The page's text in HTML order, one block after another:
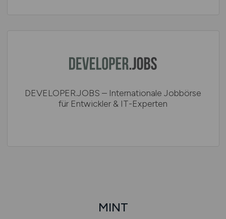
DEVELOPER.JOBS – Internationale Jobbörse
für Entwickler & IT-Experten
MINT